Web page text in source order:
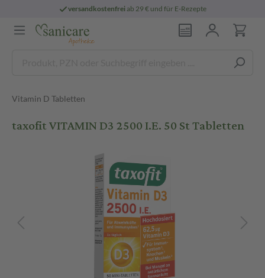
versandkostenfreiab 29 € und für E-Rezepte
Vitamin D Tabletten
taxofit VITAMIN D3 2500 I.E. 50 St Tabletten